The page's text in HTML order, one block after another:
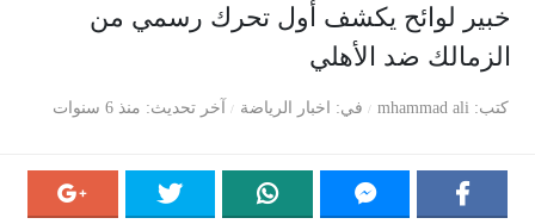
خبير لوائح يكشف أول تحرك رسمي من
الزمالك ضد الأهلي
كتب mhammad ali في اخبار الرياضة آخر تحديث منذ 6 سنوات